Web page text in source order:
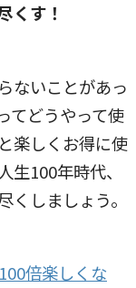
くす！
ないことがあっ
てどうやって使
楽しくお得に使
100年時代、
くしましょう。
倍楽しくな